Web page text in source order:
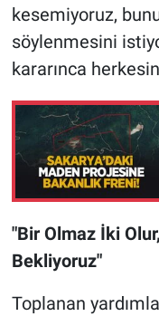
kesemiyoruz,
söylenmesini
kararınca
"Bir Olmaz İki
Bekliyoruz"
Toplanan